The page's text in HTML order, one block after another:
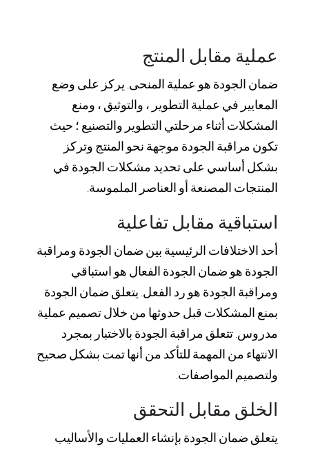
عملية مقابل المنتج
ضمان الجودة هو عملية المنحى. يركز على وضع
المعايير في عملية التطوير ، والتوثيق ، ومنع
المشكلات أثناء مرحلتي التطوير والتصنيع ؛ حيث
تكون مراقبة الجودة موجهة نحو المنتج وتركز
بشكل أساسي على تحديد مشكلات الجودة في
المنتجات المصنعة أو العناصر الملموسة.
استباقية مقابل تفاعلية
أحد الاختلافات الرئيسية بين ضمان الجودة ومراقبة
الجودة هو ضمان الجودة الفعال هو استباقي
ومراقبة الجودة هو رد الفعل. يتعلق ضمان الجودة
بمنع المشكلات قبل حدوثها من خلال تصميم عملية
مدروس. تتعلق مراقبة الجودة بالاختبار بمجرد
الانتهاء من المهمة للتأكد من أنها تمت بشكل صحيح
ولتصميم المواصفات.
الخلق مقابل التحقق
يتعلق ضمان الجودة بإنشاء العمليات والأساليب